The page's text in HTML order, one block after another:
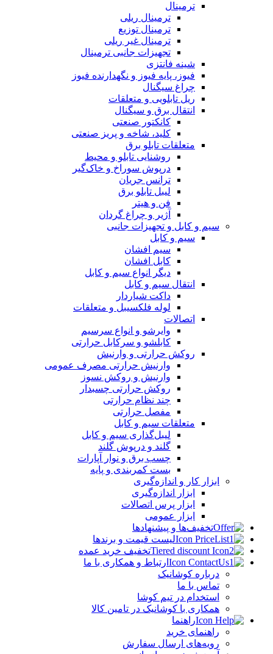
ترمینال
ترمینال ریلی
ترمینال توزیع
ترمینال غیر ریلی
تجهیزات جانبی ترمینال
شینه فانتزی
فیوز، پایه فیوز و نگهدارنده فیوز
چراغ سیگنال
ریل تابلویی و متعلقات
انتقال برق و سیگنال
کانکتور صنعتی
کلید، شاخه و پریز صنعتی
متعلقات تابلو برق
روشنایی تابلو و محیط
درپوش سوراخ و خاک‌گیر
ترانس جریان
لیبل تابلو برق
فن و هیتر
آژیر و چراغ گردان
سیم و کابل و تجهیزات جانبی
سیم و کابل
سیم افشان
کابل افشان
دیگر انواع سیم و کابل
انتقال سیم و کابل
داکت شیاردار
لوله فلکسیبل و متعلقات
اتصالات
وایرشو و انواع سرسیم
کابلشو و سرکابل حرارتی
روکش حرارتی و وارنیش
وارنیش حرارتی مصرف عمومی
وارنیش و روکش نسوز
روکش حرارتی چسبدار
چند نظام حرارتی
مفصل حرارتی
متعلقات سیم و کابل
لیبل‌گذاری سیم و کابل
گلند و درپوش گلند
چسب برق و نوار آپارات
بست کمربندی و پایه
ابزار کار و اندازه‌گیری
ابزار اندازه‌گیری
ابزار پرس اتصالات
ابزار عمومی
تخفیف‌ها و پیشنهادها
لیست قیمت و برندها
تخفیف خرید عمده
ارتباط و همکاری با ما
درباره کوشانیک
تماس با ما
استخدام در تیم کوشا
همکاری با کوشانیک در تامین کالا
راهنما
راهنمای خرید
رویه‌های ارسال سفارش